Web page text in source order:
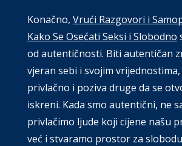
Konačno, Vrući Razgovori i
Kako Se Osećati Seksi i Slobodno
od autentičnosti. Biti autentičan
vjeran sebi i svojim
privlačno i poziva druge da se
iskreni. Kada smo autentični, ne
privlačimo ljude koji cijene našu
već i stvaramo prostor za